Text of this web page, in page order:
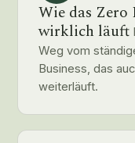
Wie das
wirklich läuft
Weg vom
Business, das
weiterläuft.